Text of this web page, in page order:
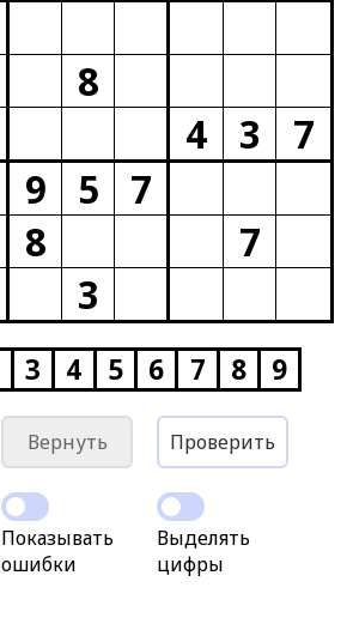
8
4
3
7
9 5
7
8
7
3
3 4 5 6 7 8 9
Вернуть Проверить
Показывать
ошибки
Выделять
цифры